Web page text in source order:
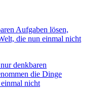
denkbaren
die Dinge
nicht